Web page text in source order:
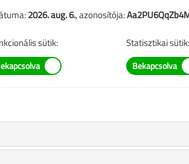
2026. aug. 6., azonosítója:
sütik: Statisztikai sütik: